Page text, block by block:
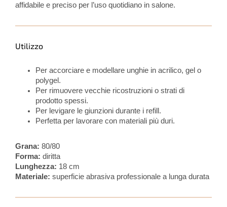
affidabile e preciso per l’uso quotidiano in salone.
Utilizzo
Per accorciare e modellare unghie in acrilico, gel o
polygel.
Per rimuovere vecchie ricostruzioni o strati di
prodotto spessi.
Per levigare le giunzioni durante i refill.
Perfetta per lavorare con materiali più duri.
Grana: 80/80
Forma: diritta
Lunghezza: 18 cm
Materiale: superficie abrasiva professionale a lunga durata